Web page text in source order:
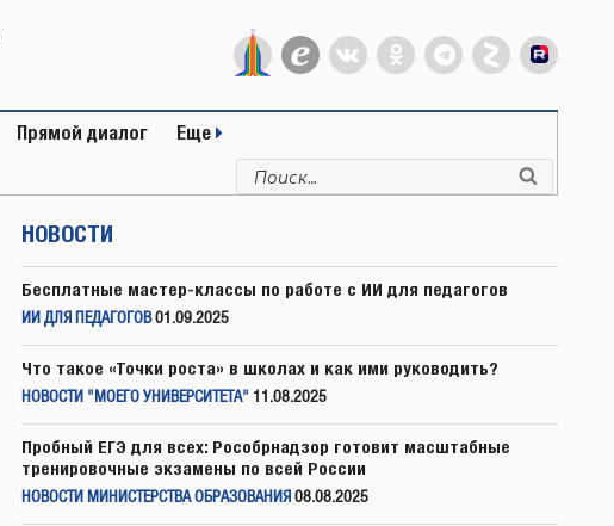
Прямой диалог Еще
Искать:
НОВОСТИ
Бесплатные мастер-классы по работе с ИИ для педагогов
ИИ ДЛЯ ПЕДАГОГОВ 01.09.2025
Что такое «Точки роста» в школах и как ими руководить?
НОВОСТИ "МОЕГО УНИВЕРСИТЕТА" 11.08.2025
Пробный ЕГЭ для всех: Рособрнадзор готовит масштабные
тренировочные экзамены по всей России
НОВОСТИ МИНИСТЕРСТВА ОБРАЗОВАНИЯ 08.08.2025